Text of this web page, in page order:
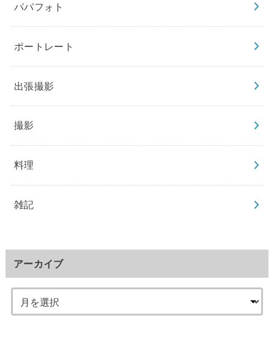
パパフォト
ポートレート
出張撮影
撮影
料理
雑記
アーカイブ